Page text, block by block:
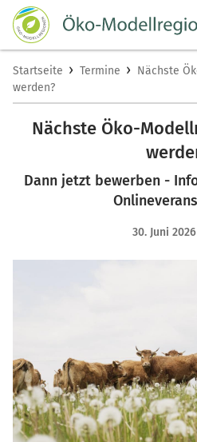
Startseite › Termine › Nächste
werden?
Nächste Öko-
Dann jetzt bewerben -
30. Juni